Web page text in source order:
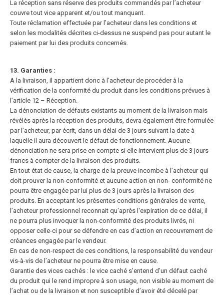
La réception sans réserve des produits commandés par l’acheteur
couvre tout vice apparent et/ou tout manquant.
Toute réclamation effectuée par l’acheteur dans les conditions et
selon les modalités décrites ci-dessus ne suspend pas pour autant le
paiement par lui des produits concernés.
13. Garanties :
A la livraison, il appartient donc à l’acheteur de procéder à la
vérification de la conformité du produit dans les conditions prévues à
l’article 12 – Réception.
La dénonciation de défauts existants au moment de la livraison mais
révélés après la réception des produits, devra également être formulée
par l’acheteur, par écrit, dans un délai de 3 jours suivant la date à
laquelle il aura découvert le défaut de fonctionnement. Aucune
dénonciation ne sera prise en compte si elle intervient plus de 3 jours
francs à compter de la livraison des produits.
En tout état de cause, la charge de la preuve incombe à l’acheteur qui
doit prouver la non-conformité et aucune action en non- conformité ne
pourra être engagée par lui plus de 3 jours après la livraison des
produits. En acceptant les présentes conditions générales de vente,
l’acheteur professionnel reconnait qu'après l'expiration de ce délai, il
ne pourra plus invoquer la non-conformité des produits livrés, ni
opposer celle-ci pour se défendre en cas d’action en recouvrement de
créances engagée par le vendeur.
En cas de non-respect de ces conditions, la responsabilité du vendeur
vis-à-vis de l’acheteur ne pourra être mise en cause.
Garantie des vices cachés : le vice caché s'entend d'un défaut caché
du produit qui le rend impropre à son usage, non visible au moment de
l’achat ou de la livraison et non susceptible d’avoir été décelé par